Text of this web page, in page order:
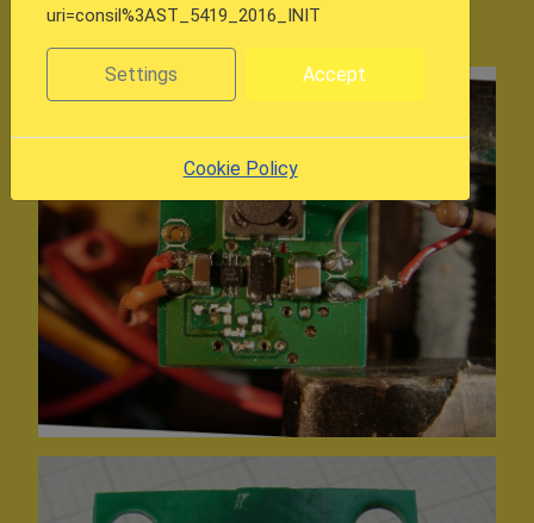
uri=consil%3AST_5419_2016_INIT
Settings Accept
Cookie Policy